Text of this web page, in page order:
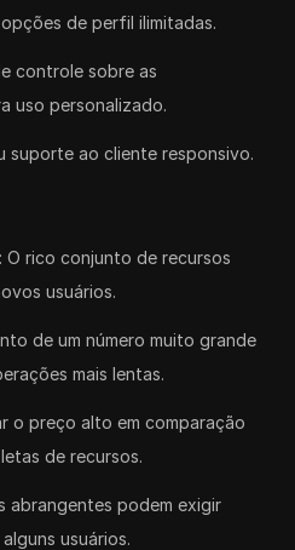
de perfil ilimitadas.
controle sobre as
uso personalizado.
suporte ao cliente responsivo.
rico conjunto de recursos
usuários.
de um número muito grande
mais lentas.
o preço alto em comparação
de recursos.
abrangentes podem exigir
usuários.